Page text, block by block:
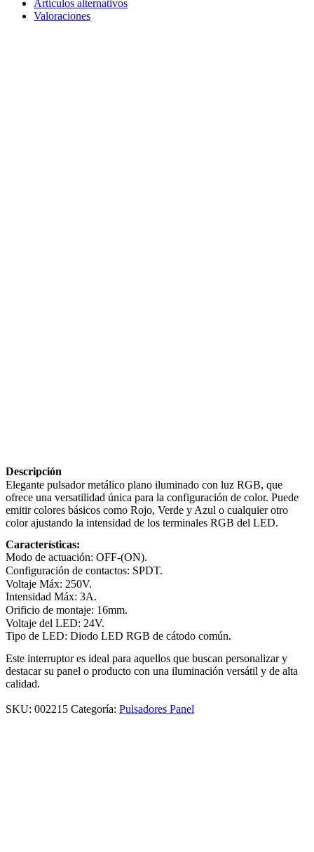
Artículos alternativos
Valoraciones
Descripción
Elegante pulsador metálico plano iluminado con luz RGB, que
ofrece una versatilidad única para la configuración de color. Puede
emitir colores básicos como Rojo, Verde y Azul o cualquier otro
color ajustando la intensidad de los terminales RGB del LED.
Características:
Modo de actuación: OFF-(ON).
Configuración de contactos: SPDT.
Voltaje Máx: 250V.
Intensidad Máx: 3A.
Orificio de montaje: 16mm.
Voltaje del LED: 24V.
Tipo de LED: Diodo LED RGB de cátodo común.
Este interruptor es ideal para aquellos que buscan personalizar y
destacar su panel o producto con una iluminación versátil y de alta
calidad.
SKU: 002215 Categoría: Pulsadores Panel